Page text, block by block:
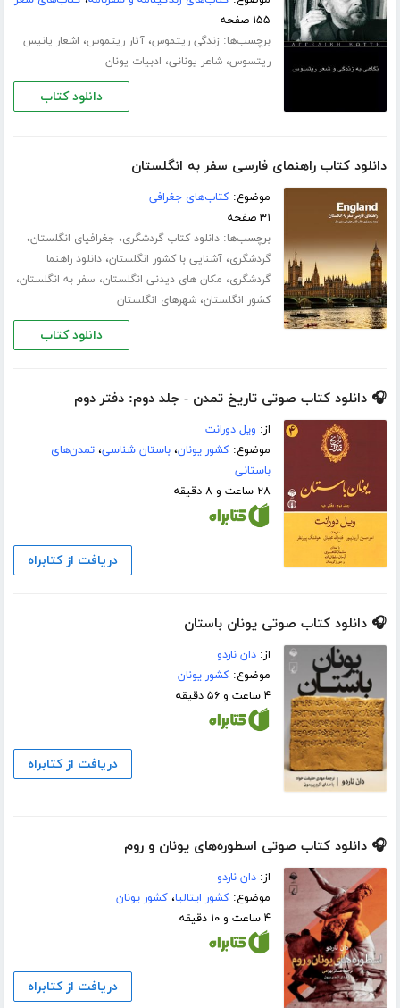
۱۵۵ صفحه
برچسب‌ها: زندگی ریتموس،آثار ریتموس، اشعار یانیس
ریتسوس،شاعر یونانی، ادبیات یونان
دانلود کتاب
دانلود کتاب راهنمای فارسی سفر به انگلستان
موضوع:کتاب‌های جغرافی
۳۱ صفحه
برچسب‌ها:دانلود کتاب گردشگری، جغرافیای انگلستان،
گردشگری،آشنایی با کشور انگلستان،دانلود راهنما
گردشگری، مکان های دیدنی انگلستان، سفر به انگلستان،
کشور انگلستان،شهرهای انگلستان
دانلود کتاب
🎧 دانلود کتاب صوتی تاریخ تمدن - جلد دوم: دفتر دوم
از: ویل دورانت
موضوع:کشور یونان،باستان شناسی،تمدن‌های
باستانی
۲۸ ساعت و ۸ دقیقه
دریافت از کتابراه
🎧 دانلود کتاب صوتی یونان باستان
از:دان ناردو
موضوع:کشور یونان
۴ ساعت و ۵۶ دقیقه
دریافت از کتابراه
🎧 دانلود کتاب صوتی اسطوره‌های یونان و روم
از:دان ناردو
موضوع:کشور ایتالیا،کشور یونان
۴ ساعت و ۱۰ دقیقه
دریافت از کتابراه